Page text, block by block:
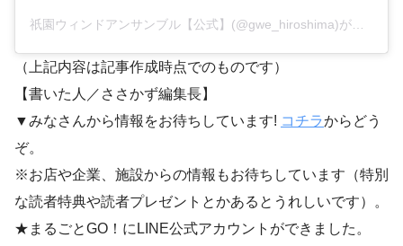
（上記内容は記事作成時点でのものです）
【書いた人／ささかず編集長】
▼みなさんから情報をお待ちしています! コチラからどう
ぞ。
※お店や企業、施設からの情報もお待ちしています（特別
な読者特典や読者プレゼントとかあるとうれしいです）。
★まるごとGO！にLINE公式アカウントができました。